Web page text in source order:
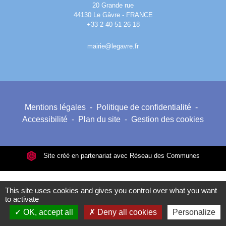
20 Grande rue
44130 Le Gâvre - FRANCE
+33 2 40 51 26 18
mairie@legavre.fr
Mentions légales - Politique de confidentialité -
Accessibilité - Plan du site - Gestion des cookies
Site créé en partenariat avec Réseau des Communes
This site uses cookies and gives you control over what you want
to activate
OK, accept all
Deny all cookies Personalize